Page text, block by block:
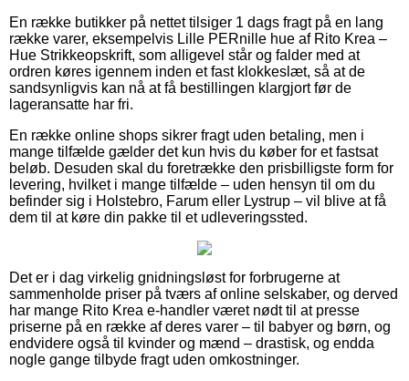
En række butikker på nettet tilsiger 1 dags fragt på en lang
række varer, eksempelvis Lille PERnille hue af Rito Krea –
Hue Strikkeopskrift, som alligevel står og falder med at
ordren køres igennem inden et fast klokkeslæt, så at de
sandsynligvis kan nå at få bestillingen klargjort før de
lageransatte har fri.
En række online shops sikrer fragt uden betaling, men i
mange tilfælde gælder det kun hvis du køber for et fastsat
beløb. Desuden skal du foretrække den prisbilligste form for
levering, hvilket i mange tilfælde – uden hensyn til om du
befinder sig i Holstebro, Farum eller Lystrup – vil blive at få
dem til at køre din pakke til et udleveringssted.
Det er i dag virkelig gnidningsløst for forbrugerne at
sammenholde priser på tværs af online selskaber, og derved
har mange Rito Krea e-handler været nødt til at presse
priserne på en række af deres varer – til babyer og børn, og
endvidere også til kvinder og mænd – drastisk, og endda
nogle gange tilbyde fragt uden omkostninger.